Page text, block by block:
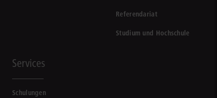
Referendariat
Studium und Hochschule
Services
Schulungen